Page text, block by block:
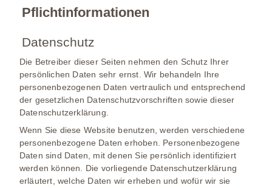
Pflichtinformationen
Datenschutz
Die Betreiber dieser Seiten nehmen den Schutz Ihrer
persönlichen Daten sehr ernst. Wir behandeln Ihre
personenbezogenen Daten vertraulich und entsprechend
der gesetzlichen Datenschutzvorschriften sowie dieser
Datenschutzerklärung.
Wenn Sie diese Website benutzen, werden verschiedene
personenbezogene Daten erhoben. Personenbezogene
Daten sind Daten, mit denen Sie persönlich identifiziert
werden können. Die vorliegende Datenschutzerklärung
erläutert, welche Daten wir erheben und wofür wir sie